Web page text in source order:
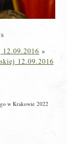
»
12.09.2016
w Krakowie 2022